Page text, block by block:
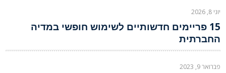
יוני 8, 2026
15 פריימים חדשותיים לשימוש חופשי במדיה
החברתית
פברואר 9, 2023